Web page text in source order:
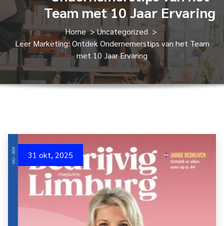
Team met 10 Jaar Ervaring
Home>Uncategorized>
Leer Marketing: Ontdek Ondernemerstips van het Team
met 10 Jaar Ervaring
31 okt, 2025